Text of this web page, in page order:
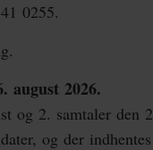
0255.
august 2026.
og 2. samtaler den
og der